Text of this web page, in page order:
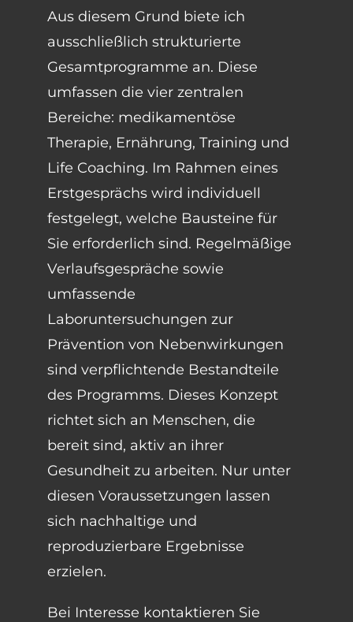
Aus diesem Grund biete ich
ausschließlich strukturierte
Gesamtprogramme an. Diese
umfassen die vier zentralen
Bereiche: medikamentöse
Therapie, Ernährung, Training und
Life Coaching. Im Rahmen eines
Erstgesprächs wird individuell
festgelegt, welche Bausteine für
Sie erforderlich sind. Regelmäßige
Verlaufsgespräche sowie
umfassende
Laboruntersuchungen zur
Prävention von Nebenwirkungen
sind verpflichtende Bestandteile
des Programms. Dieses Konzept
richtet sich an Menschen, die
bereit sind, aktiv an ihrer
Gesundheit zu arbeiten. Nur unter
diesen Voraussetzungen lassen
sich nachhaltige und
reproduzierbare Ergebnisse
erzielen.
Bei Interesse kontaktieren Sie